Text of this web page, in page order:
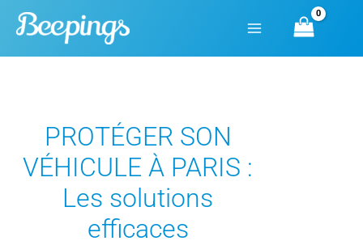
Aller
contenu
PROTÉGER SON
VÉHICULE À PARIS :
Les solutions
efficaces